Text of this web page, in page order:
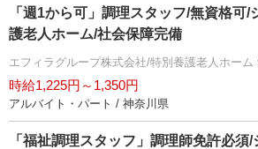
「週1から可」調理スタッフ/無資格可
護老人ホーム/社会保障完備
エフィラグループ株式会社/特別養護老人ホーム
時給1,225円～1,350円
アルバイト・パート / 神奈川県
「福祉調理スタッフ」調理師免許必須